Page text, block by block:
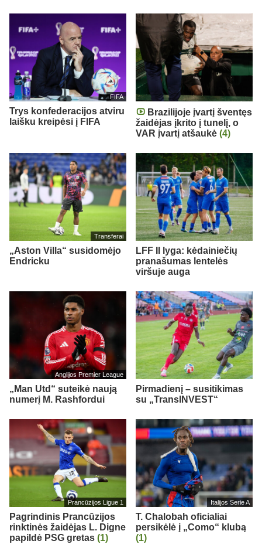
FIFA
Trys konfederacijos atviru
laišku kreipėsi į FIFA
Brazilijoje įvartį šventęs
žaidėjas įkrito į tunelį, o
VAR įvartį atšaukė (4)
Transferai
„Aston Villa“ susidomėjo
Endricku
LFF II lyga: kėdainiečių
pranašumas lentelės
viršuje auga
Anglijos Premier League
„Man Utd“ suteikė naują
numerį M. Rashfordui
Pirmadienį – susitikimas
su „TransINVEST“
Prancūzijos Ligue 1
Pagrindinis Prancūzijos
rinktinės žaidėjas L. Digne
papildė PSG gretas (1)
Italijos Serie A
T. Chalobah oficialiai
persikėlė į „Como“ klubą
(1)